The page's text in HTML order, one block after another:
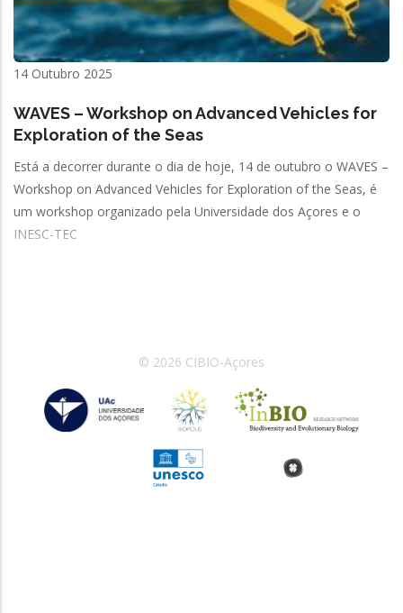
14 Outubro 2025
WAVES – Workshop on Advanced Vehicles for
Exploration of the Seas
Está a decorrer durante o dia de hoje, 14 de outubro o WAVES –
Workshop on Advanced Vehicles for Exploration of the Seas, é
um workshop organizado pela Universidade dos Açores e o
INESC-TEC
© 2026 CIBIO-Açores